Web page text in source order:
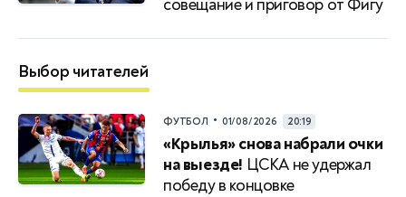
совещание и приговор от Фигу
Выбор читателей
ФУТБОЛ • 01/08/2026 20:19
«Крылья» снова набрали очки
на выезде! ЦСКА не удержал
победу в концовке